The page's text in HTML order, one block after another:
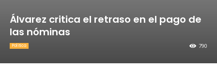
Álvarez critica el retraso en el pago de
las nóminas
790
Política